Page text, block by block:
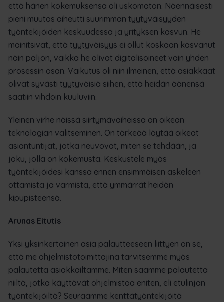
että hänen kokemuksensa oli uskomaton. Näennäisesti
pieni muutos aiheutti suurimman tyytyväisyyden
työntekijöiden keskuudessa ja yrityksen kasvun. He
mainitsivat, että tyytyväisyys ei ollut koskaan kasvanut
näin paljon, vaikka he olivat digitalisoineet vain yhden
prosessin osan. Vaikutus oli niin ilmeinen, että asiakkaat
olivat syvästi tyytyväisiä siihen, että heidän äänensä
saatiin vihdoin kuuluviin.
Yleinen virhe näissä siirtymävaiheissa on oikean
teknologian valitseminen. On tärkeää löytää oikeat
asiantuntijat, jotka neuvovat, miten se tehdään, ja
joku, jolla on kokemusta. Keskustele myös
työntekijöidesi kanssa ennen ensimmäisen askeleen
ottamista ja varmista, että ymmärrät heidän
kipupisteensä.
Arunas Eitutis
Yksi yksinkertainen asia palautteeseen liittyen on se,
että me ohjelmistotoimittajina tarvitsemme myös
palautetta asiakkailtamme. Miten saamme palautetta
niiltä, jotka käyttävät ohjelmistoa eniten, eli etulinjan
työntekijöiltä? Seuraamme kenttätyöntekijöitä